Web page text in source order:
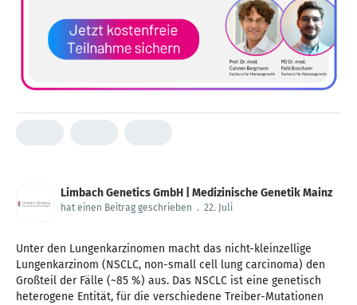
Limbach Genetics GmbH | Medizinische Genetik Mainz
hat einen Beitrag geschrieben . 22. Juli
Unter den Lungenkarzinomen macht das nicht-kleinzellige
Lungenkarzinom (NSCLC, non-small cell lung carcinoma) den
Großteil der Fälle (~85 %) aus. Das NSCLC ist eine genetisch
heterogene Entität, für die verschiedene Treiber-Mutationen